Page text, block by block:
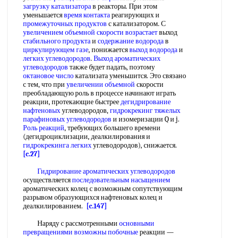
загрузку катализаторав реакторы. При этом
уменьшаетсявремя контактареагирующих и
промежуточных продуктов с катализатором. С
увеличением объемной скорости возрастаетвыход
стабильного продуктаи содержание водородав
циркулирующем газе, понижаетсявыход водородаи
легких углеводородов. Выход ароматических
углеводородов также будет падать, поэтому
октановое числокатализата уменьшится. Это связано
с тем, что при увеличении объемной скорости
преобладающую роль в процессе начинают играть
реакции, протекающие быстреедегидрирование
нафтеновыхуглеводородов,гидрокрекинг тяжелых
парафиновых углеводородов и изомеризации Q и j.
Роль реакций, требующих большего времени
(дегидроциклизации, деалкилирования и
гидрокрекинга легкихуглеводородов), снижается.
[c.27]
Гидрирование ароматических углеводородов
осуществляетсяпоследовательным насыщением
ароматических колец с возможным сопутствующим
разрывом образующихся нафтеновых колец и
деалкилированием.
[c.147]
Наряду с рассмотренными основными
превращениями возможны побочныереакции —